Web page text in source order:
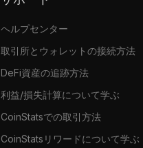
ヘルプセンター
取引所とウォレットの接続方法
DeFi資産の追跡方法
利益/損失計算について学ぶ
CoinStatsでの取引方法
CoinStatsリワードについて学ぶ